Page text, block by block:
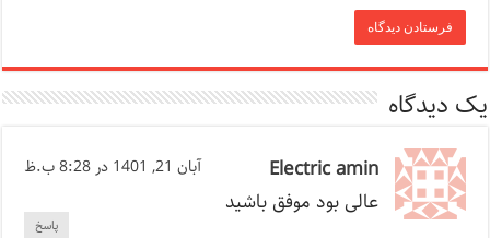
یک دیدگاه
Electric amin آبان 21, 1401 در 8:28 ب.ظ
عالی بود موفق باشید
پاسخ